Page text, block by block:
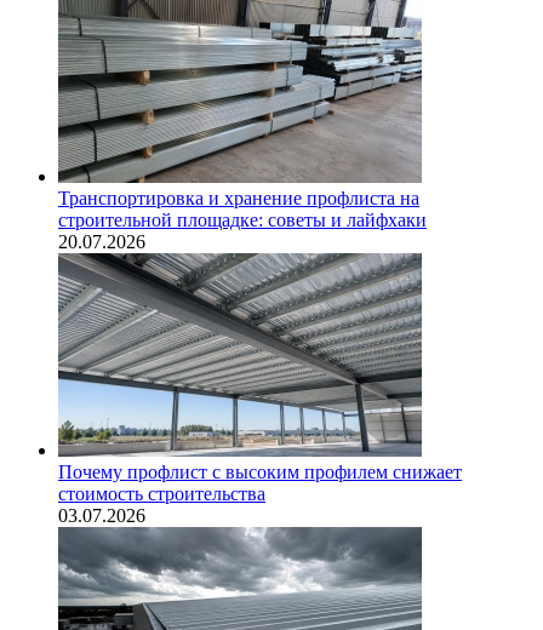
Транспортировка и хранение профлиста на
строительной площадке: советы и лайфхаки
20.07.2026
Почему профлист с высоким профилем снижает
стоимость строительства
03.07.2026